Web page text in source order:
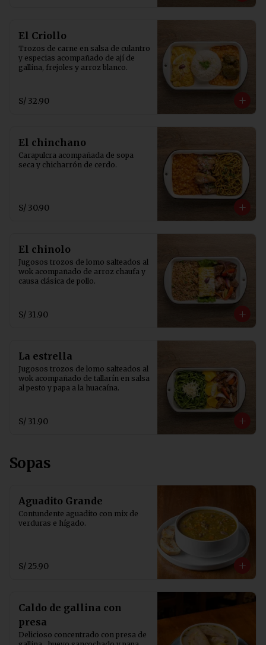
El Criollo
Trozos de carne en salsa de culantro
y especias acompañado de ají de
gallina, frejoles y arroz blanco.
S/ 32.90
El chinchano
Carapulcra acompañada de sopa
seca y chicharrón de cerdo.
S/ 30.90
El chinolo
Jugosos trozos de lomo salteados al
wok acompañado de arroz chaufa y
causa clásica de pollo.
S/ 31.90
La estrella
Jugosos trozos de lomo salteados al
wok acompañado de tallarín en salsa
al pesto y papa a la huacaína.
S/ 31.90
Sopas
Aguadito Grande
Contundente aguadito con mix de
verduras e hígado.
S/ 25.90
Caldo de gallina con
presa
Delicioso concentrado con presa de